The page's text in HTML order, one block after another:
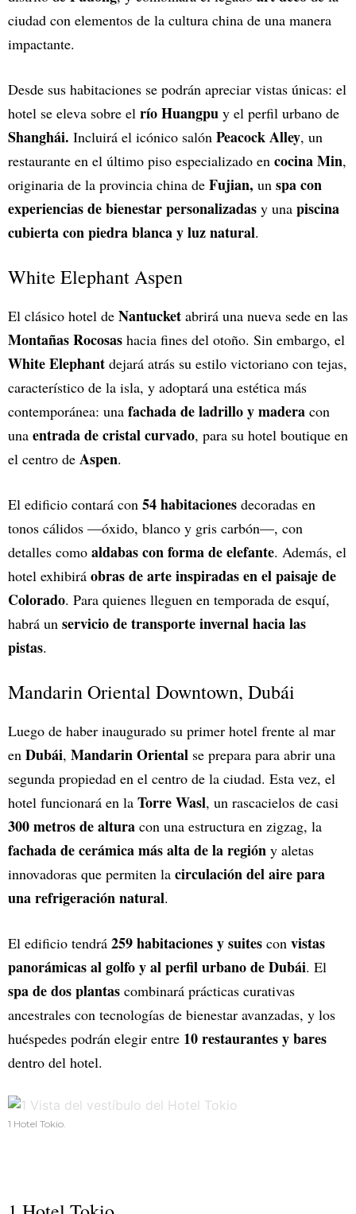
ciudad con elementos de la cultura china de una manera
impactante.
Desde sus habitaciones se podrán apreciar vistas únicas: el
hotel se eleva sobre el río Huangpu y el perfil urbano de
Shanghái. Incluirá el icónico salón Peacock Alley, un
restaurante en el último piso especializado en cocina Min,
originaria de la provincia china de Fujian, un spa con
experiencias de bienestar personalizadas y una piscina
cubierta con piedra blanca y luz natural.
White Elephant Aspen
El clásico hotel de Nantucket abrirá una nueva sede en las
Montañas Rocosas hacia fines del otoño. Sin embargo, el
White Elephant dejará atrás su estilo victoriano con tejas,
característico de la isla, y adoptará una estética más
contemporánea: una fachada de ladrillo y madera con
una entrada de cristal curvado, para su hotel boutique en
el centro de Aspen.
El edificio contará con 54 habitaciones decoradas en
tonos cálidos —óxido, blanco y gris carbón—, con
detalles como aldabas con forma de elefante. Además, el
hotel exhibirá obras de arte inspiradas en el paisaje de
Colorado. Para quienes lleguen en temporada de esquí,
habrá un servicio de transporte invernal hacia las
pistas.
Mandarin Oriental Downtown, Dubái
Luego de haber inaugurado su primer hotel frente al mar
en Dubái, Mandarin Oriental se prepara para abrir una
segunda propiedad en el centro de la ciudad. Esta vez, el
hotel funcionará en la Torre Wasl, un rascacielos de casi
300 metros de altura con una estructura en zigzag, la
fachada de cerámica más alta de la región y aletas
innovadoras que permiten la circulación del aire para
una refrigeración natural.
El edificio tendrá 259 habitaciones y suites con vistas
panorámicas al golfo y al perfil urbano de Dubái. El
spa de dos plantas combinará prácticas curativas
ancestrales con tecnologías de bienestar avanzadas, y los
huéspedes podrán elegir entre 10 restaurantes y bares
dentro del hotel.
1 Hotel Tokio.